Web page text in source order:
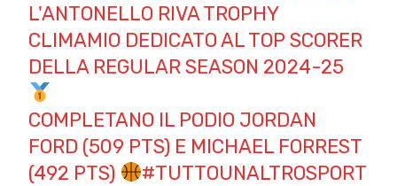
L'ANTONELLO RIVA TROPHY
CLIMAMIO DEDICATO AL TOP SCORER
DELLA REGULAR SEASON 2024-25
COMPLETANO IL PODIO JORDAN
FORD (509 PTS) E MICHAEL FORREST
(492 PTS)
#TUTTOUNALTROSPORT